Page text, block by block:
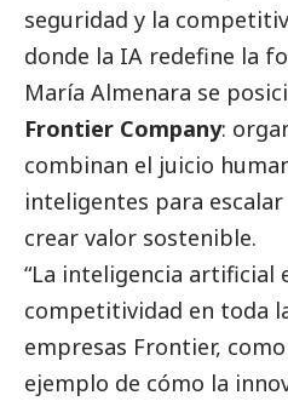
seguridad y la
donde la IA redefine la
María Almenara se
Frontier Company:
combinan el juicio
inteligentes para
crear valor sostenible.
“La inteligencia artificial
competitividad en toda
empresas Frontier,
ejemplo de cómo la